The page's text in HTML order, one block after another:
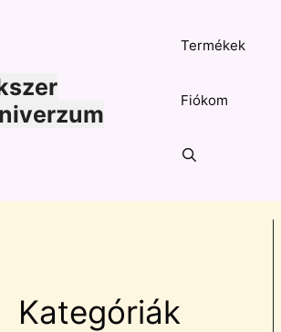
Termékek
Fiókom
Kategóriák